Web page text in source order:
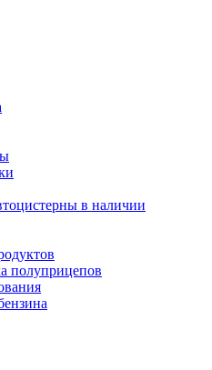
в наличии
полуприцепов